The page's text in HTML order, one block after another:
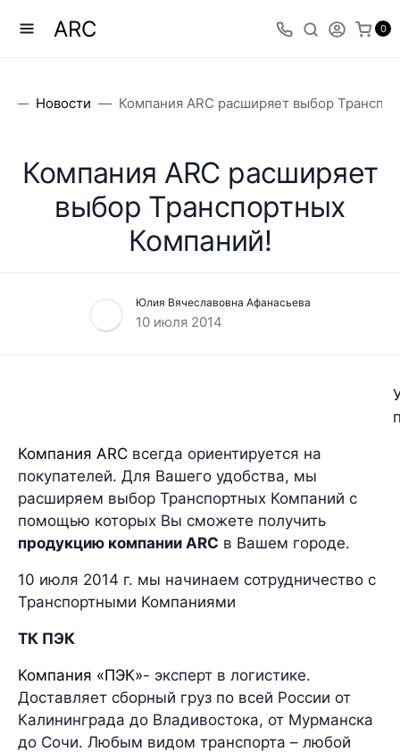
ARC 0
Новости Компания ARC расширяет выбор
Компания ARC расширяет
выбор Транспортных
Компаний!
Юлия Вячеславовна Афанасьева
10 июля 2014
Компания ARC всегда ориентируется на
покупателей. Для Вашего удобства, мы
расширяем выбор Транспортных Компаний с
помощью которых Вы сможете получить
продукцию компании ARC в Вашем городе.
10 июля 2014 г. мы начинаем сотрудничество с
Транспортными Компаниями
ТК ПЭК
Компания «ПЭК»- эксперт в логистике.
Доставляет сборный груз по всей России от
Калининграда до Владивостока, от Мурманска
до Сочи. Любым видом транспорта – любой